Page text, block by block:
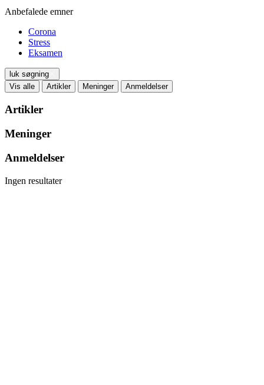
Anbefalede emner
Corona
Stress
Eksamen
luk søgning
Vis alle
Artikler Meninger Anmeldelser
Artikler
Meninger
Anmeldelser
Ingen resultater